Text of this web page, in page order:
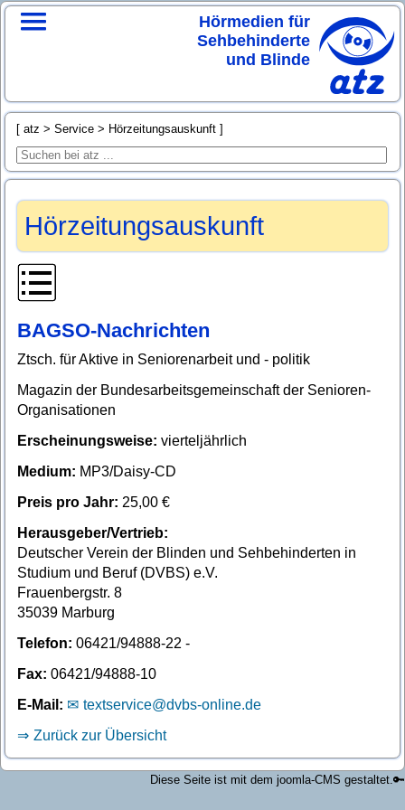
Hörmedien für
Sehbehinderte
und Blinde
atz Service Hörzeitungsauskunft
Hörzeitungsauskunft
BAGSO-Nachrichten
Ztsch. für Aktive in Seniorenarbeit und - politik
Magazin der Bundesarbeitsgemeinschaft der Senioren-
Organisationen
Erscheinungsweise: vierteljährlich
Medium: MP3/Daisy-CD
Preis pro Jahr: 25,00 €
Herausgeber/Vertrieb:
Deutscher Verein der Blinden und Sehbehinderten in
Studium und Beruf (DVBS) e.V.
Frauenbergstr. 8
35039 Marburg
Telefon: 06421/94888-22 -
Fax: 06421/94888-10
E-Mail:
textservice@dvbs-online.de
Zurück zur Übersicht
🔑
Diese Seite ist mit dem joomla-CMS gestaltet.